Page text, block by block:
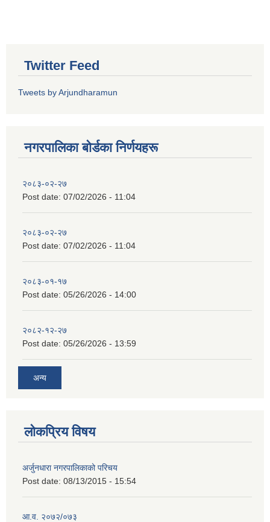
Twitter Feed
Tweets by Arjundharamun
नगरपालिका बाेर्डका निर्णयहरू
२०८३-०२-२७
Post date: 07/02/2026 - 11:04
२०८३-०२-२७
Post date: 07/02/2026 - 11:04
२०८३-०१-१७
Post date: 05/26/2026 - 14:00
२०८२-१२-२७
Post date: 05/26/2026 - 13:59
अन्य
लोकप्रिय विषय
अर्जुनधारा नगरपालिकाको परिचय
Post date: 08/13/2015 - 15:54
आ.व. २०७२/०७३